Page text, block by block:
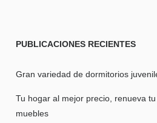
PUBLICACIONES RECIENTES
Gran variedad de dormitorios
Tu hogar al mejor precio, renueva
muebles